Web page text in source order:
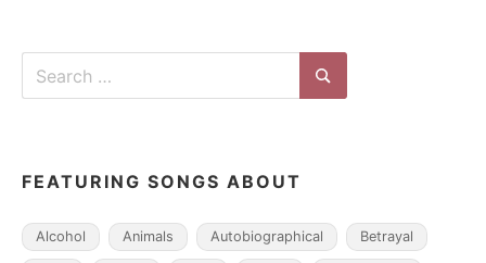
Search
for:
Search
FEATURING SONGS ABOUT
Alcohol Animals Autobiographical Betrayal